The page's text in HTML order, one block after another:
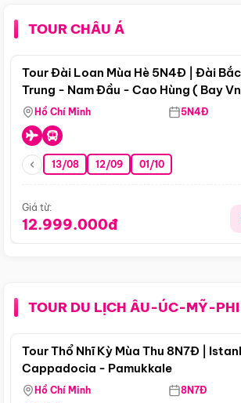
TOUR CHÂU Á
Tour Đài Loan Mùa Hè 5N4Đ | Đài
Trung - Nam Đầu - Cao Hùng ( Bay
Hồ Chí Minh 5N4Đ
13/08 12/09 01/10
Giá từ:
12.999.000đ
TOUR DU LỊCH ÂU-ÚC-MỸ-PHI
Tour Thổ Nhĩ Kỳ Mùa Thu 8N7Đ |
Cappadocia - Pamukkale
Hồ Chí Minh 8N7Đ